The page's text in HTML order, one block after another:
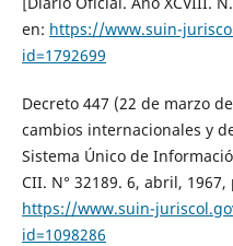
en: https://www.suin-
id=1792699
Decreto 447 (22 de marzo
cambios internacionales y
Sistema Único de
CII. N° 32189. 6, abril,
https://www.suin-
id=1098286